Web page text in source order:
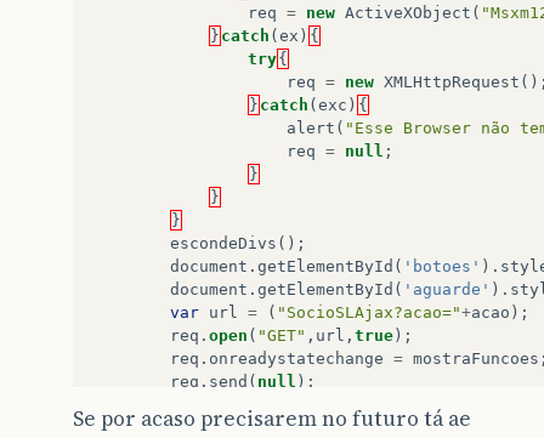
req = new ActiveXObject (
} catch ( ex ) {
try{
req = new XMLHttpRequest
} catch ( exc ) {
alert ( "Esse Browser não
req = null ;
}
}
}
escondeDivs ();
document . getElementById ( 'botoes' ).
document . getElementById ( 'aguarde' ).
var url = ( "SocioSLAjax?acao="+acao );
req . open ( "GET" , url , true );
req . onreadystatechange = mostraFuncoes
req . send ( null );
escondeDivs();
Se por acaso precisarem no futuro tá ae